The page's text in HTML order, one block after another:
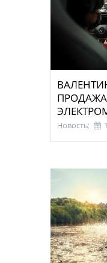
Новость: